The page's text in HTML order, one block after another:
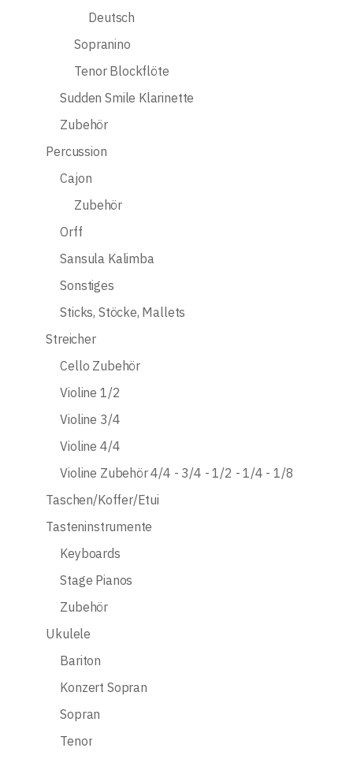
Deutsch
Sopranino
Tenor Blockflöte
Sudden Smile Klarinette
Zubehör
Percussion
Cajon
Zubehör
Orff
Sansula Kalimba
Sonstiges
Sticks, Stöcke, Mallets
Streicher
Cello Zubehör
Violine 1/2
Violine 3/4
Violine 4/4
Violine Zubehör 4/4 - 3/4 - 1/2 - 1/4 - 1/8
Taschen/Koffer/Etui
Tasteninstrumente
Keyboards
Stage Pianos
Zubehör
Ukulele
Bariton
Konzert Sopran
Sopran
Tenor